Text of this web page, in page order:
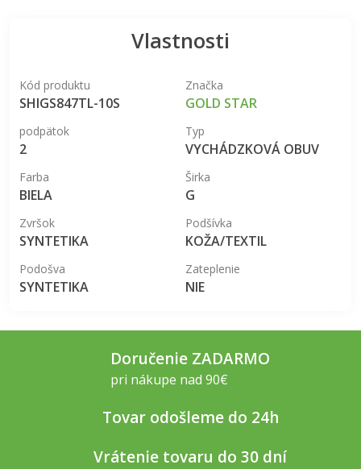
Vlastnosti
Kód produktu
SHIGS847TL-10S
Značka
GOLD STAR
podpätok
2
Typ
VYCHÁDZKOVÁ OBUV
Farba
BIELA
Širka
G
Zvršok
SYNTETIKA
Podšívka
KOŽA/TEXTIL
Podošva
SYNTETIKA
Zateplenie
NIE
Doručenie ZADARMO
pri nákupe nad 90€
Tovar odošleme do 24h
Vrátenie tovaru do 30 dní